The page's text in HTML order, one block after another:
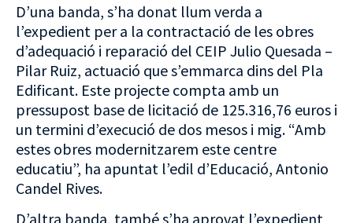
D’una banda, s’ha donat llum verda a
l’expedient per a la contractació de les obres
d’adequació i reparació del CEIP Julio Quesada –
Pilar Ruiz, actuació que s’emmarca dins del Pla
Edificant. Este projecte compta amb un
pressupost base de licitació de 125.316,76 euros i
un termini d’execució de dos mesos i mig. “Amb
estes obres modernitzarem este centre
educatiu”, ha apuntat l’edil d’Educació, Antonio
Candel Rives.
D’altra banda, també s’ha aprovat l’expedient